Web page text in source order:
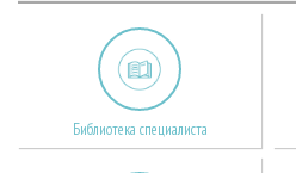
Библиотека специалиста